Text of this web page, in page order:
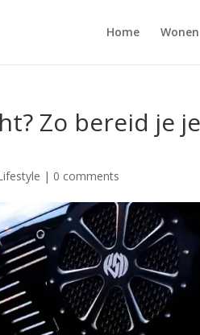
Home Wonen
Zo bereid je
| 0 comments